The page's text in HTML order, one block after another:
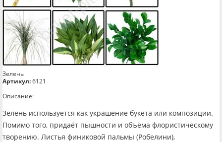
Зелень
Артикул:б121
Описание:
Зелень используется как украшение букета или композиции.
Помимо того, придаёт пышности и объёма флористическому
творению. Листья финиковой пальмы (Робелини),